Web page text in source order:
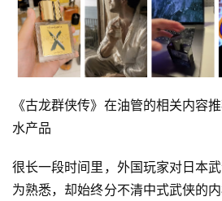
手
机
单
机
戏
《古龙群侠传》在油管的相关内容
水产品
很长一段时间里，外国玩家对日本
为熟悉，却始终分不清中式武侠的